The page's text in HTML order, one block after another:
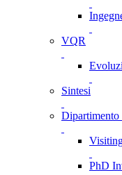
VQR
Sintesi
Dipartimento
PhD